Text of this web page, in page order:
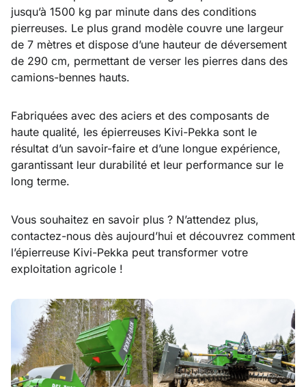
jusqu’à 1500 kg par minute dans des conditions
pierreuses. Le plus grand modèle couvre une largeur
de 7 mètres et dispose d’une hauteur de déversement
de 290 cm, permettant de verser les pierres dans des
camions-bennes hauts.
Fabriquées avec des aciers et des composants de
haute qualité, les épierreuses Kivi-Pekka sont le
résultat d’un savoir-faire et d’une longue expérience,
garantissant leur durabilité et leur performance sur le
long terme.
Vous souhaitez en savoir plus ? N’attendez plus,
contactez-nous dès aujourd’hui et découvrez comment
l’épierreuse Kivi-Pekka peut transformer votre
exploitation agricole !